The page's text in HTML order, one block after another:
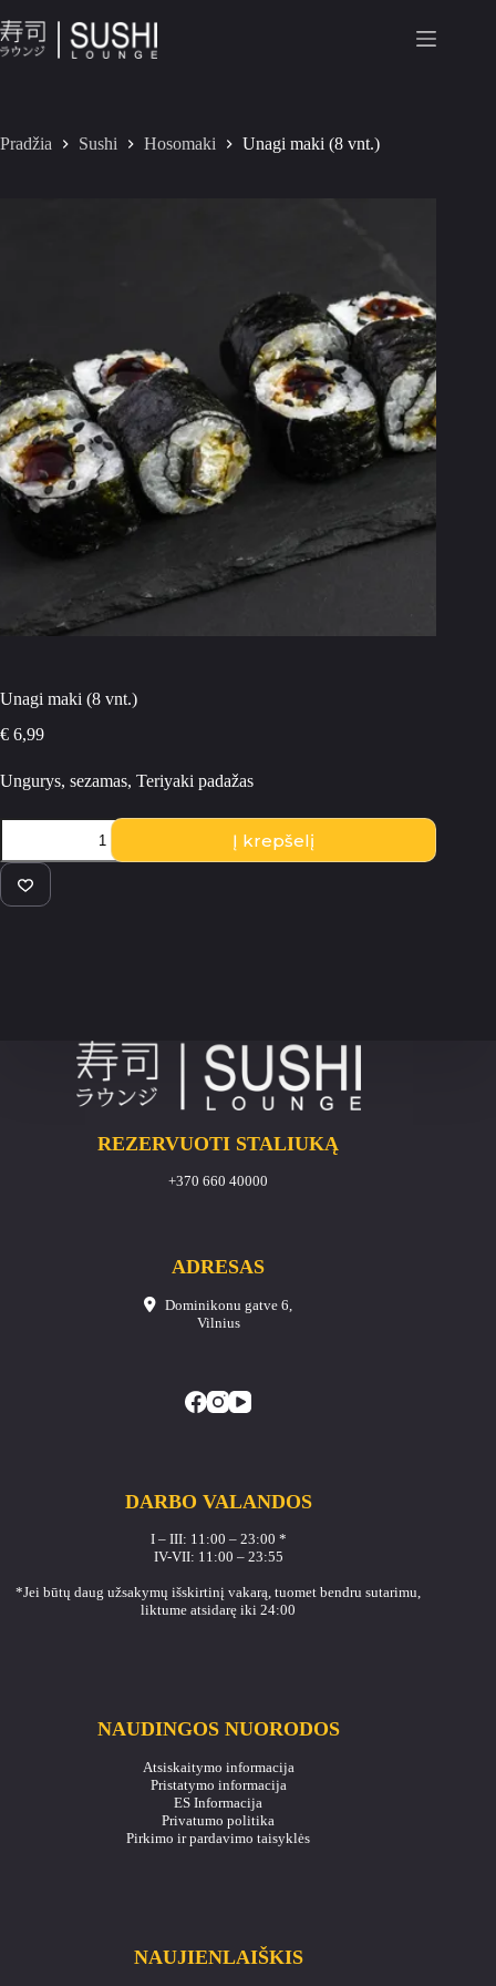
Pradžia Sushi Hosomaki Unagi maki (8 vnt.)
Unagi maki (8 vnt.)
€ 6,99
Ungurys, sezamas, Teriyaki padažas
produkto
Unagi
maki
(8
Į krepšelį
REZERVUOTI STALIUKĄ
+370 660 40000
ADRESAS
Dominikonu gatve 6,
Vilnius
DARBO VALANDOS
I – III: 11:00 – 23:00 *
IV-VII: 11:00 – 23:55
*Jei būtų daug užsakymų išskirtinį vakarą, tuomet bendru sutarimu,
liktume atsidarę iki 24:00
NAUDINGOS NUORODOS
Atsiskaitymo informacija
Pristatymo informacija
ES Informacija
Privatumo politika
Pirkimo ir pardavimo taisyklės
NAUJIENLAIŠKIS